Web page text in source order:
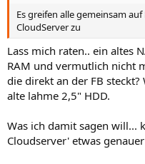
Es greifen alle gemeinsam
CloudServer zu
Lass mich raten.. ein altes
RAM und vermutlich nicht
die direkt an der FB
alte lahme 2,5" HDD.
Was ich damit sagen will...
Cloudserver' etwas